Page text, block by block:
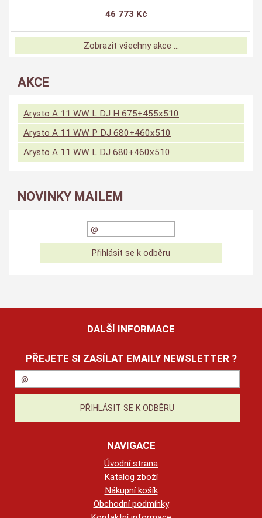
46 773 Kč
Zobrazit všechny akce ...
AKCE
Arysto A 11 WW L DJ H 675+455x510
Arysto A 11 WW P DJ 680+460x510
Arysto A 11 WW L DJ 680+460x510
NOVINKY MAILEM
DALŠÍ INFORMACE
PŘEJETE SI ZASÍLAT EMAILY NEWSLETTER ?
NAVIGACE
Úvodní strana
Katalog zboží
Nákupní košík
Obchodní podmínky